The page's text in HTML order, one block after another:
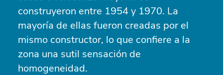
construyeron entre 1954 y 1970. La
mayoría de ellas fueron creadas por el
mismo constructor, lo que confiere a la
zona una sutil sensación de
homogeneidad.